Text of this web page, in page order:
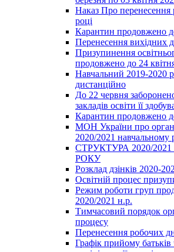
Наказ Про перенесення
році
Карантин продовжено
Перенесення вихідних
Призупинення
продовжено до 24
Навчальний 2019-2020
дистанційно
До 22 червня
закладів освіти її
Карантин продовжено
МОН України про
2020/2021 навчальному
СТРУКТУРА 2020/
РОКУ
Розклад дзінків 2020-
Освітній процес
Режим роботи груп
2020/2021 н.р.
Тимчасовий порядок
процесу
Перенесення робочих
Графік прийому